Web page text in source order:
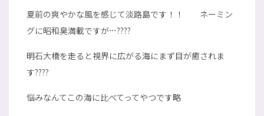
夏前の爽やかな風を感じて淡路島です！！ ネーミン
グに昭和臭満載ですが…????
明石大橋を走ると視界に広がる海にまず目が癒されま
す????
悩みなんてこの海に比べてってやつです略